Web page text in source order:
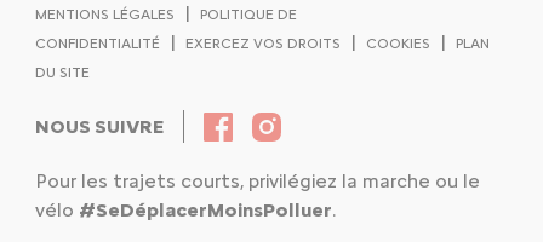
MENTIONS LÉGALES |
POLITIQUE DE
CONFIDENTIALITÉ
| EXERCEZ VOS DROITS | COOKIES |
PLAN
DU SITE
NOUS SUIVRE
Pour les trajets courts, privilégiez la marche ou le
vélo #SeDéplacerMoinsPolluer.